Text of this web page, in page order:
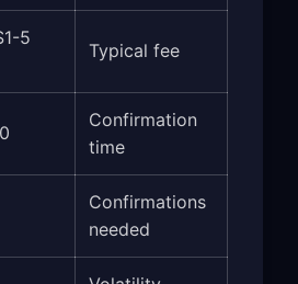
Typical fee
Confirmation
time
Confirmations
needed